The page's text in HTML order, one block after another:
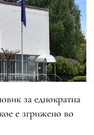
за еднократна
е згрижено во